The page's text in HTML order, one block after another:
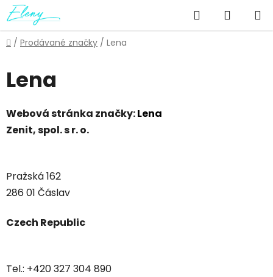
Přejít
na
obsah
Hledat
KOŠÍK
Domů
/ Prodávané značky / Lena
Lena
Webová stránka značky:Lena
Zenit, spol. s r. o.
Pražská 162
286 01 Čáslav
Czech Republic
Tel.: +420 327 304 890